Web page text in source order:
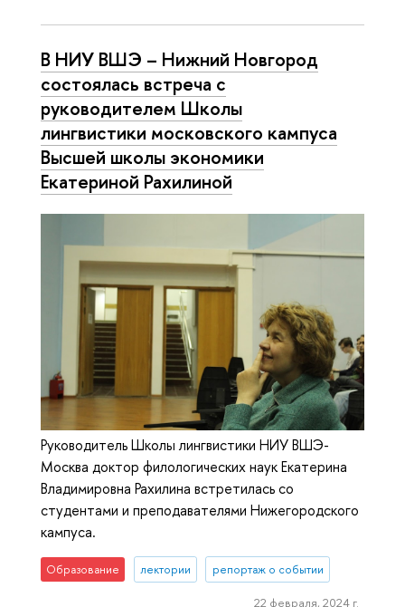
В НИУ ВШЭ – Нижний Новгород
состоялась встреча с
руководителем Школы
лингвистики московского кампуса
Высшей школы экономики
Екатериной Рахилиной
Руководитель Школы лингвистики НИУ ВШЭ-
Москва доктор филологических наук Екатерина
Владимировна Рахилина встретилась со
студентами и преподавателями Нижегородского
кампуса.
Образование лектории репортаж о событии
22 февраля, 2024 г.